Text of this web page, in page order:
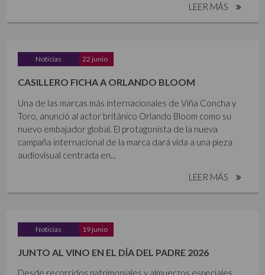
LEER MÁS
Noticias 22 junio
CASILLERO FICHA A ORLANDO BLOOM
Una de las marcas más internacionales de Viña Concha y
Toro, anunció al actor británico Orlando Bloom como su
nuevo embajador global. El protagonista de la nueva
campaña internacional de la marca dará vida a una pieza
audiovisual centrada en...
LEER MÁS
Noticias 19 junio
JUNTO AL VINO EN EL DÍA DEL PADRE 2026
Desde recorridos patrimoniales y almuerzos especiales